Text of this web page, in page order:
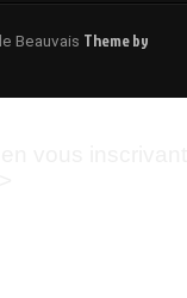
Beauvais Theme by